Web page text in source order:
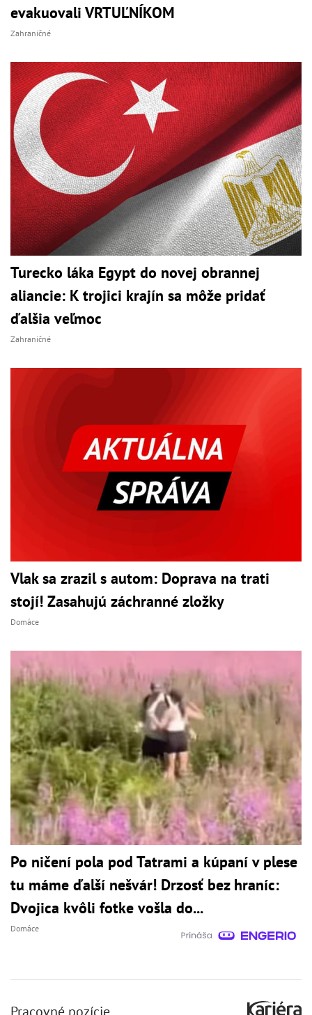
evakuovali VRTUĽNÍKOM
Zahraničné
Turecko láka Egypt do novej obrannej
aliancie: K trojici krajín sa môže pridať
ďalšia veľmoc
Zahraničné
Vlak sa zrazil s autom: Doprava na trati
stojí! Zasahujú záchranné zložky
Domáce
Po ničení pola pod Tatrami a kúpaní v plese
tu máme ďalší nešvár! Drzosť bez hraníc:
Dvojica kvôli fotke vošla do...
Domáce